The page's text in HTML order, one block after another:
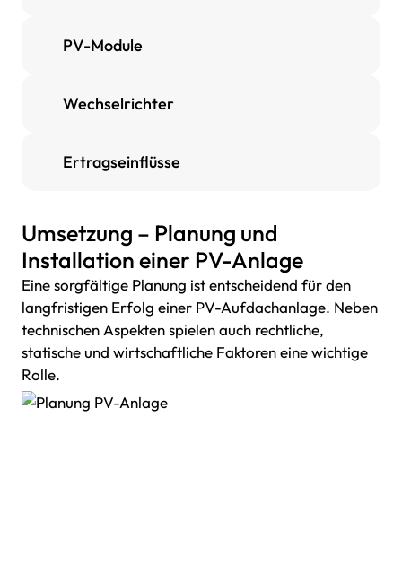
PV-Module
Wechselrichter
Ertragseinflüsse
Umsetzung – Planung und
Installation einer PV-Anlage
Eine sorgfältige Planung ist entscheidend für den
langfristigen Erfolg einer PV-Aufdachanlage. Neben
technischen Aspekten spielen auch rechtliche,
statische und wirtschaftliche Faktoren eine wichtige
Rolle.